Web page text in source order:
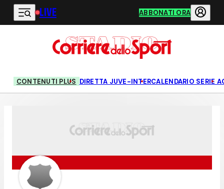
Vai al contenuto principale
LIVE ABBONATI ORA
CONTENUTI PLUS DIRETTA JUVE-INTERCALENDARIO SERIE A